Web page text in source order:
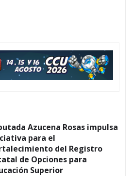
Azucena Rosas impulsa
para el
del Registro
de Opciones para
Superior